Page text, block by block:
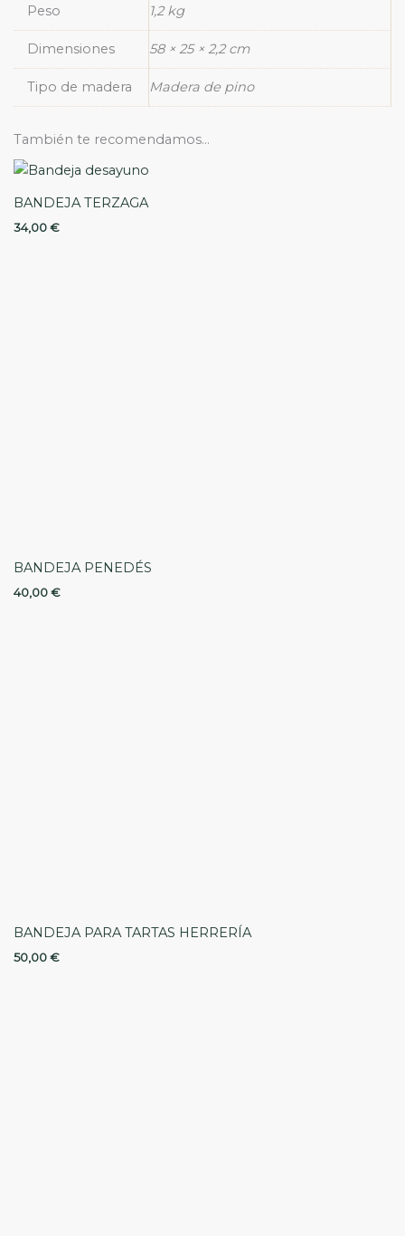
Peso 1,2 kg
Dimensiones 58 × 25 × 2,2 cm
Tipo de madera Madera de pino
También te recomendamos…
BANDEJA TERZAGA
34,00€
BANDEJA PENEDÉS
40,00€
BANDEJA PARA TARTAS HERRERÍA
50,00€